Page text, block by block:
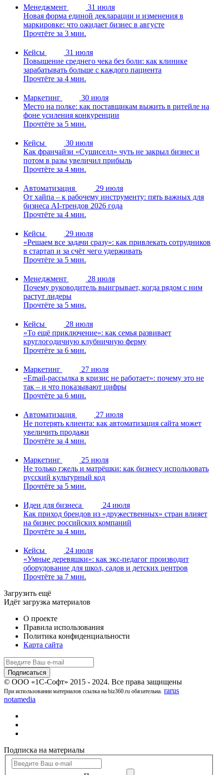
Менеджмент
31 июля
Новая форма единой декларации и изменения в
маркировке: что ожидает бизнес в августе
Прочтёте за 3 мин.
Кейсы
31 июля
Повышение среднего чека без боли: как клинике
зарабатывать больше с каждого пациента
Прочтёте за 4 мин.
Маркетинг
30 июля
Место на полке: как поставщикам выжить в ритейле на
фоне усиления конкуренции
Прочтёте за 5 мин.
Кейсы
30 июля
Как франчайзи «Сушиселл» чуть не закрыл бизнес и
потом в разы увеличил прибыль
Прочтёте за 4 мин.
Автоматизация
29 июля
От хайпа – к рабочему инструменту: пять важных для
бизнеса AI-трендов 2026 года
Прочтёте за 4 мин.
Кейсы
29 июля
«Решаем все задачи сразу»: как привлекать сотрудников
в стартап и за счёт чего удерживать
Прочтёте за 5 мин.
Менеджмент
28 июля
Почему руководитель выигрывает, когда рядом с ним
растут лидеры
Прочтёте за 5 мин.
Кейсы
28 июля
«То ещё приключение»: как семья развивает
круглогодичную клубничную ферму
Прочтёте за 6 мин.
Маркетинг
27 июля
«Email-рассылка в кризис не работает»: почему это не
так – и что показывают цифры
Прочтёте за 6 мин.
Автоматизация
27 июля
Не потерять клиента: как автоматизация сайта может
увеличить продажи
Прочтёте за 4 мин.
Маркетинг
25 июля
Не только гжель и матрёшки: как бизнесу использовать
русский культурный код
Прочтёте за 5 мин.
Идеи для бизнеса
24 июля
Как приход брендов из «дружественных» стран влияет
на бизнес российских компаний
Прочтёте за 4 мин.
Кейсы
24 июля
«Умные деревяшки»: как экс-педагог производит
оборудование для школ, садов и детских центров
Прочтёте за 7 мин.
Загрузить ещё
Идёт загрузка материалов
О проекте
Правила использования
Политика конфиденциальности
Карта сайта
© ООО «1С-Софт» 2015 - 2024. Все права защищены
При использовании материалов ссылка на biz360.ru обязательна. rarus
notamedia
Подписка на материалы